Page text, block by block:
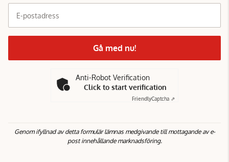
E-postadress
Gå med nu!
Anti-Robot Verification
Click to start verification
FriendlyCaptcha ⇗
Genom ifyllnad av detta formulär lämnas medgivande till mottagande av e-
post innehållande marknadsföring.